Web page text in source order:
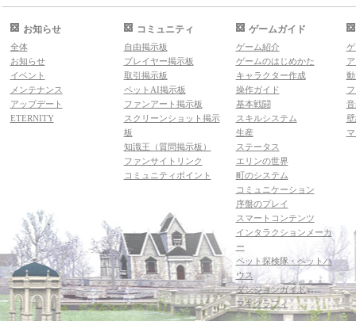
お知らせ
全体
お知らせ
イベント
メンテナンス
アップデート
ETERNITY
コミュニティ
自由掲示板
プレイヤー掲示板
取引掲示板
ペットAI掲示板
ファンアート掲示板
スクリーンショット掲示
板
知識王（質問掲示板）
ファンサイトリンク
コミュニティポイント
ゲームガイド
ゲーム紹介
ゲームのはじめかた
キャラクター作成
操作ガイド
基本戦闘
スキルシステム
生産
ステータス
エリンの世界
町のシステム
コミュニケーション
序盤のプレイ
スマートコンテンツ
インタラクションメーカ
ー
ペット探検隊・ペットハ
ウス
ダンジョンガイド
マギグラフィ